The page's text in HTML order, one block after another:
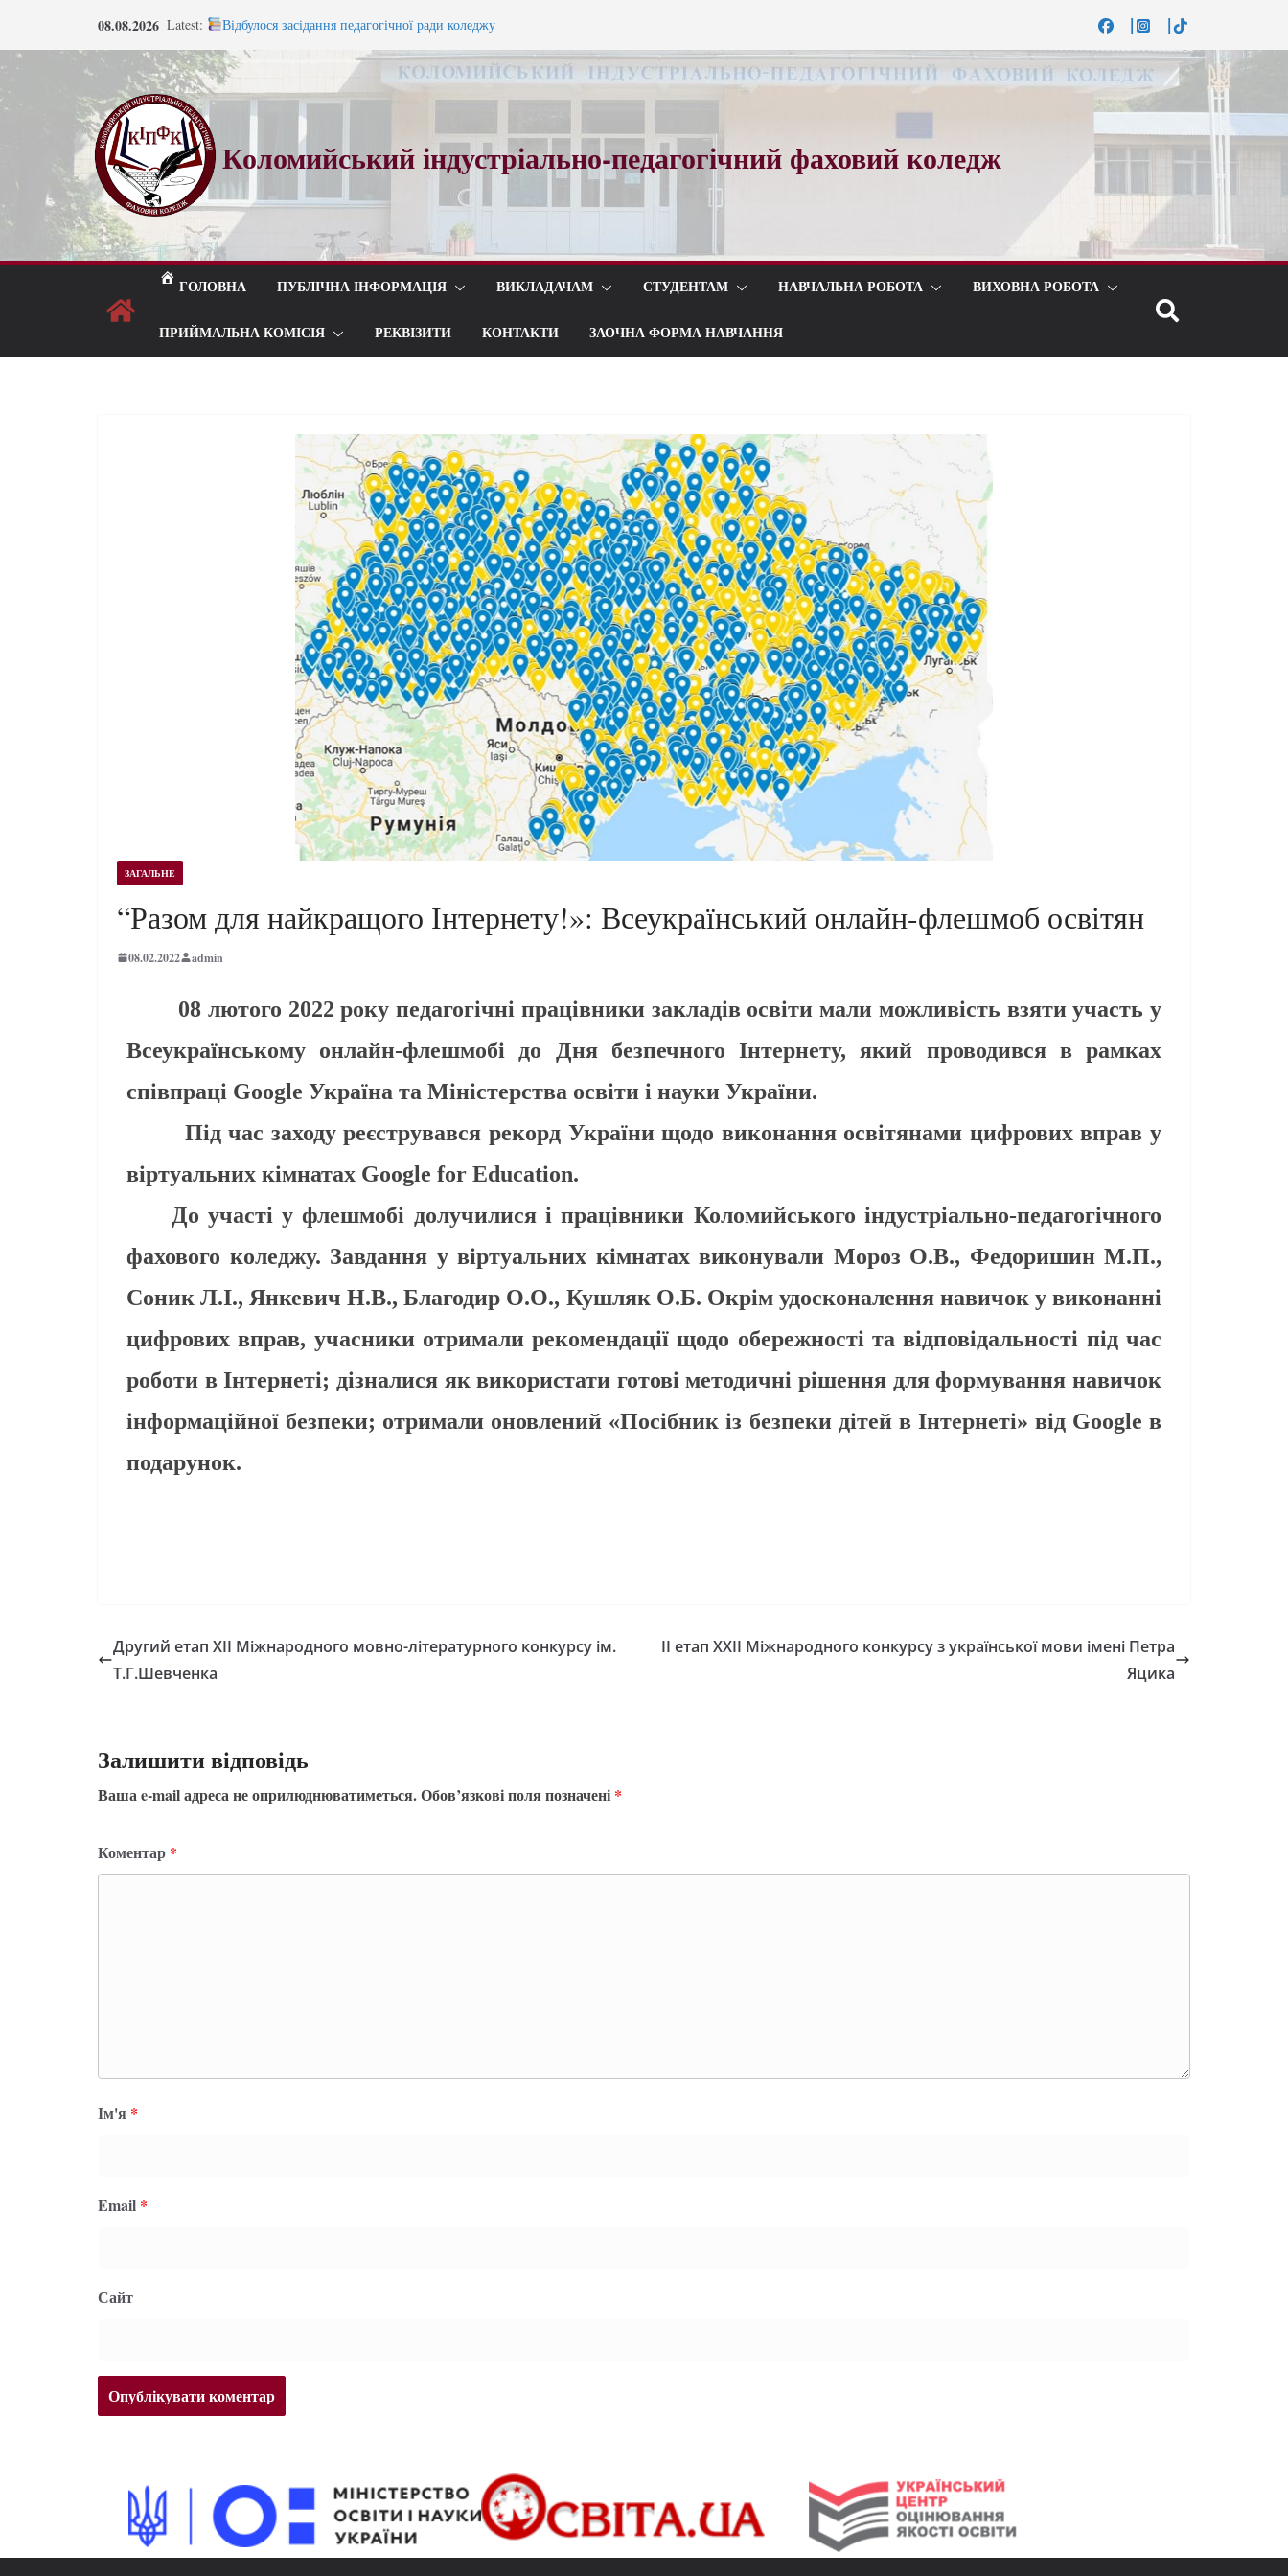
08.08.2026 Latest:
Відбулося засідання педагогічної ради коледжу
Запрошуємо на навчання!
ВСТУП 2026
Під шелест лип і мелодію прощального вальсу…
Коломийський індустріально-педагогічний фаховий коледж
ГОЛОВНА ПУБЛІЧНА ІНФОРМАЦІЯ ВИКЛАДАЧАМ СТУДЕНТАМ НАВЧАЛЬНА РОБОТА ВИХОВНА РОБОТА
ПРИЙМАЛЬНА КОМІСІЯ РЕКВІЗИТИ КОНТАКТИ ЗАОЧНА ФОРМА НАВЧАННЯ
ЗАГАЛЬНЕ
“Разом для найкращого Інтернету!»: Всеукраїнський онлайн-флешмоб освітян
08.02.2022 admin
08 лютого 2022 року педагогічні працівники закладів освіти мали можливість взяти участь у
Всеукраїнському онлайн-флешмобі до Дня безпечного Інтернету, який проводився в рамках
співпраці Google Україна та Міністерства освіти і науки України.
Під час заходу реєструвався рекорд України щодо виконання освітянами цифрових вправ у
віртуальних кімнатах Google for Education.
До участі у флешмобі долучилися і працівники Коломийського індустріально-педагогічного
фахового коледжу. Завдання у віртуальних кімнатах виконували Мороз О.В., Федоришин М.П.,
Соник Л.І., Янкевич Н.В., Благодир О.О., Кушляк О.Б. Окрім удосконалення навичок у виконанні
цифрових вправ, учасники отримали рекомендації щодо обережності та відповідальності під час
роботи в Інтернеті; дізналися як використати готові методичні рішення для формування навичок
інформаційної безпеки; отримали оновлений «Посібник із безпеки дітей в Інтернеті» від Google в
подарунок.
Другий етап ХІІ Міжнародного мовно-літературного конкурсу ім.
Т.Г.Шевченка
ІІ етап XXII Міжнародного конкурсу з української мови імені Петра
Яцика
Залишити відповідь
Ваша e-mail адреса не оприлюднюватиметься.Обов’язкові поля позначені *
Коментар *
Ім'я *
Email *
Сайт